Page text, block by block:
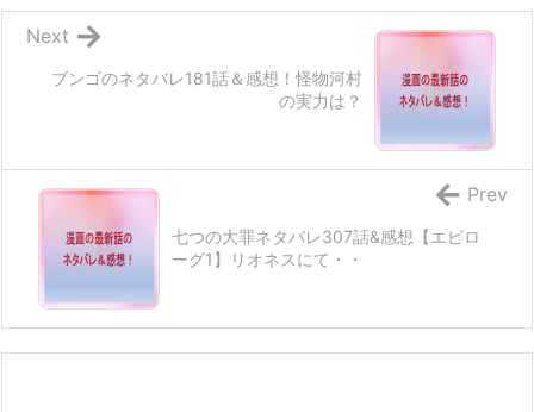
ブンゴのネタバレ181話＆感想！怪物河村
の実力は？
Next
七つの大罪ネタバレ307話&感想【エピロ
ーグ1】リオネスにて・・
Prev